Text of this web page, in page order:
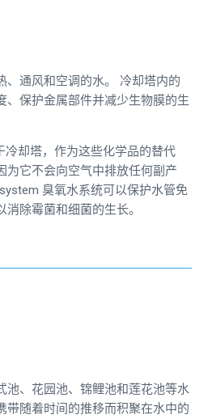
、通风和空调的水。 冷却塔内的
、保护金属部件并减少生物膜的生
冷却塔，作为这些化学品的替代
为它不会向空气中排放任何副产
臭氧水系统可以保护水管免
除霉菌和细菌的生长。
池、花园池、锦鲤池和莲花池等水
带随着时间的推移而积聚在水中的